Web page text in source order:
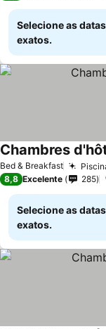
Selecione as
exatos.
Bed & Breakfast
Chambres
8,8 Excelente 285
Selecione as
exatos.